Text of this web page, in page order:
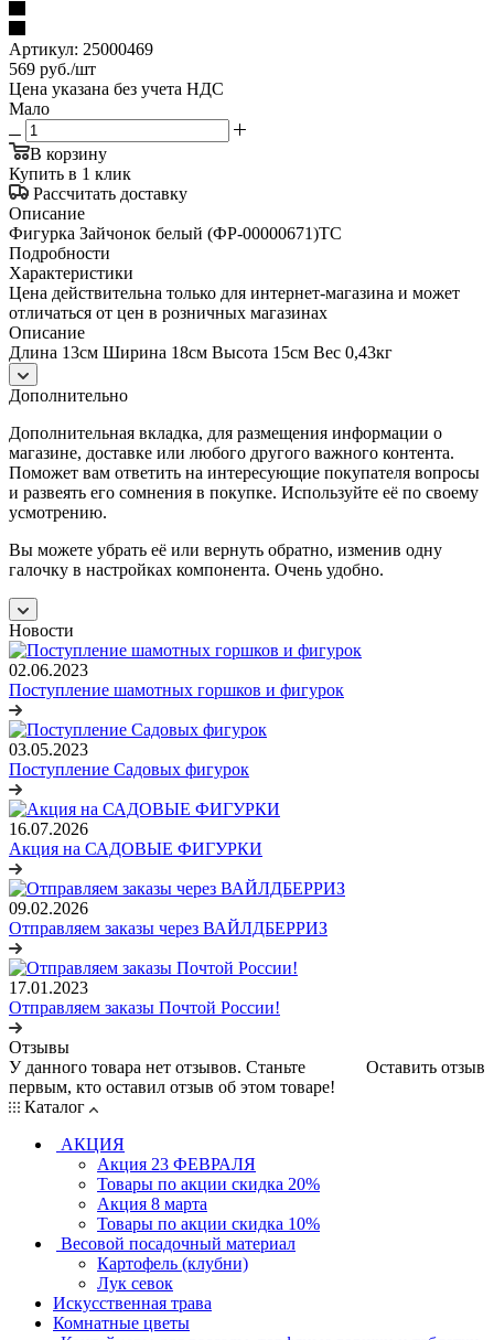
Артикул: 25000469
569 руб./шт
Цена указана без учета НДС
Мало
В корзину
Купить в 1 клик
Рассчитать доставку
Описание
Фигурка Зайчонок белый (ФР-00000671)ТС
Подробности
Характеристики
Цена действительна только для интернет-магазина и может
отличаться от цен в розничных магазинах
Описание
Длина 13см Ширина 18см Высота 15см Вес 0,43кг
Дополнительно
Дополнительная вкладка, для размещения информации о
магазине, доставке или любого другого важного контента.
Поможет вам ответить на интересующие покупателя вопросы
и развеять его сомнения в покупке. Используйте её по своему
усмотрению.
Вы можете убрать её или вернуть обратно, изменив одну
галочку в настройках компонента. Очень удобно.
Новости
02.06.2023
Поступление шамотных горшков и фигурок
03.05.2023
Поступление Садовых фигурок
16.07.2026
Акция на САДОВЫЕ ФИГУРКИ
09.02.2026
Отправляем заказы через ВАЙЛДБЕРРИЗ
17.01.2023
Отправляем заказы Почтой России!
Отзывы
Оставить отзыв
У данного товара нет отзывов. Станьте
первым, кто оставил отзыв об этом товаре!
Каталог
АКЦИЯ
Акция 23 ФЕВРАЛЯ
Товары по акции скидка 20%
Акция 8 марта
Товары по акции скидка 10%
Весовой посадочный материал
Картофель (клубни)
Лук севок
Искусственная трава
Комнатные цветы